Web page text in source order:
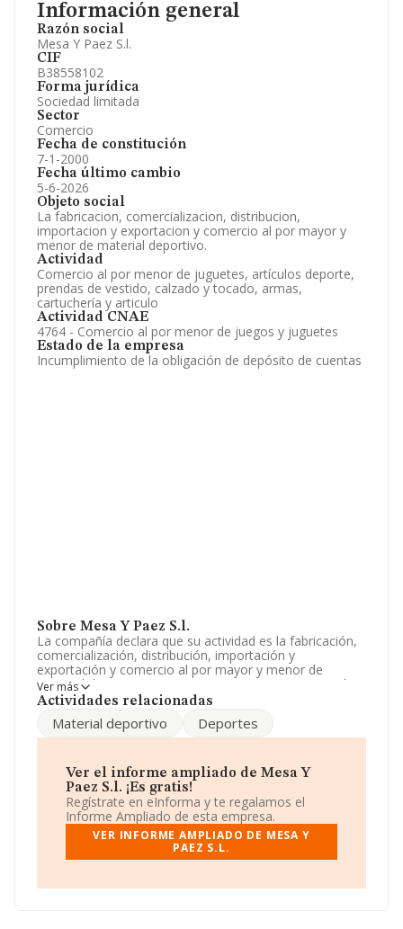
Información general
Razón social
Mesa Y Paez S.l.
CIF
B38558102
Forma jurídica
Sociedad limitada
Sector
Comercio
Fecha de constitución
7-1-2000
Fecha último cambio
5-6-2026
Objeto social
La fabricacion, comercializacion, distribucion,
importacion y exportacion y comercio al por mayor y
menor de material deportivo.
Actividad
Comercio al por menor de juguetes, artículos deporte,
prendas de vestido, calzado y tocado, armas,
cartuchería y articulo
Actividad CNAE
4764 - Comercio al por menor de juegos y juguetes
Estado de la empresa
Incumplimiento de la obligación de depósito de cuentas
Sobre Mesa Y Paez S.l.
La compañía declara que su actividad es la fabricación,
comercialización, distribución, importación y
exportación y comercio al por mayor y menor de
material deportivo. La empresa aparece inscrita en el
Registro Mercantil como Sociedad Limitada. Clasifica su
artículos deportivos en establecimientos
especializados', código 4764. La compañía no tiene
Es posible ponerse en contacto con la empresa a través
del teléfono 922308522.
La sociedadMesa y Paez S.L, con número de
identificación fiscal B38558102, tiene domicilio fiscal en
Calle Camino Real núm. 21, (38410), en el municipio de
Ver más
Actividades relacionadas
Material deportivo Deportes
Ver el informe ampliado de Mesa Y
Paez S.l. ¡Es gratis!
Regístrate en eInforma y te regalamos el
Informe Ampliado de esta empresa.
VER INFORME AMPLIADO DE MESA Y
PAEZ S.L.